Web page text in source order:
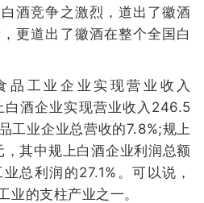
酒竞争之激烈，道出了徽酒
更道出了徽酒在整个全国白
品工业企业实现营业收入
酒企业实现营业收入246.5
工业企业总营收的7.8%;规上
其中规上白酒企业利润总额
总利润的27.1%。可以说，
业的支柱产业之一。